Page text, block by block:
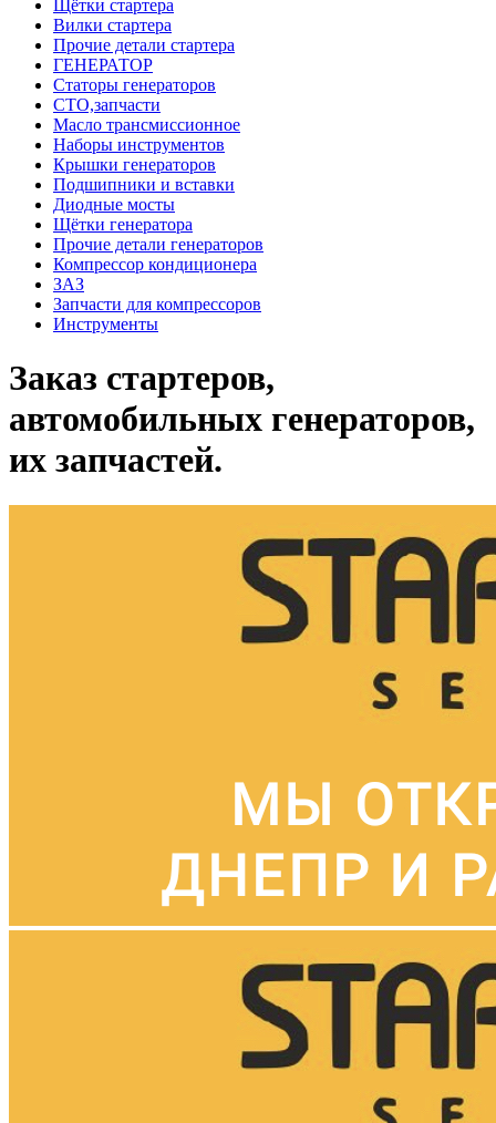
Щётки стартера
Вилки стартера
Прочие детали стартера
ГЕНЕРАТОР
Статоры генераторов
СТО,запчасти
Масло трансмиссионное
Наборы инструментов
Крышки генераторов
Подшипники и вставки
Диодные мосты
Щётки генератора
Прочие детали генераторов
Компрессор кондиционера
ЗАЗ
Запчасти для компрессоров
Инструменты
Заказ стартеров,
автомобильных генераторов,
их запчастей.